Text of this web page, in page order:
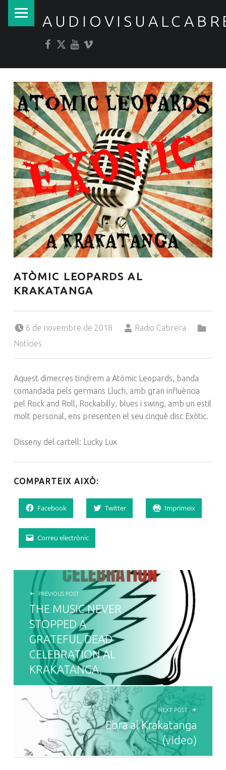
ATÒMIC LEOPARDS AL
KRAKATANGA
6 de novembre de 2018
Radio Cabrera
Notícies
Aquest dimecres tindrem a Atòmic Leopards, banda
comandada pels germans Lluch, amb gran influència
pel Rock and Roll, Rockabilly, blues i swing, amb un estil
molt personal, ens presenten el seu cinquè disc Exòtic.
Disseny del cartell: Lucky Lux
COMPARTEIX AIXÒ:
Facebook Twitter Imprimeix
Correu electrònic
NAVEGACIÓ D'ENTRADES
PREVIOUS POST
THE MUSIC NEVER
STOPPED A
GRATEFUL DEAD
CELEBRATION AL
KRAKATANGA,
NEXT POST
Ebra al Krakatanga
(video)